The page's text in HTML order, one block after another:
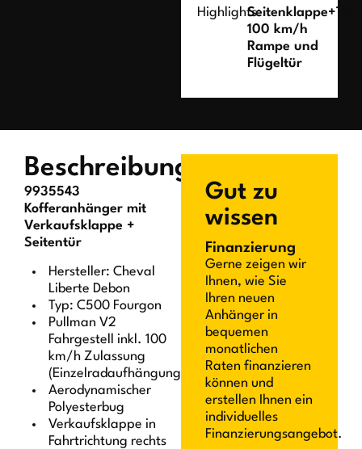
Highlights:Seitenklappe+Tür
100 km/h
Rampe und
Flügeltür
Beschreibung
9935543
Kofferanhänger mit
Verkaufsklappe +
Seitentür
Hersteller: Cheval
Liberte Debon
Typ: C500 Fourgon
Pullman V2
Fahrgestell inkl. 100
km/h Zulassung
(Einzelradaufhängung)
Aerodynamischer
Polyesterbug
Verkaufsklappe in
Fahrtrichtung rechts
Gut zu
wissen
Finanzierung
Gerne zeigen wir
Ihnen, wie Sie
Ihren neuen
Anhänger in
bequemen
monatlichen
Raten finanzieren
können und
erstellen Ihnen ein
individuelles
Finanzierungsangebot.